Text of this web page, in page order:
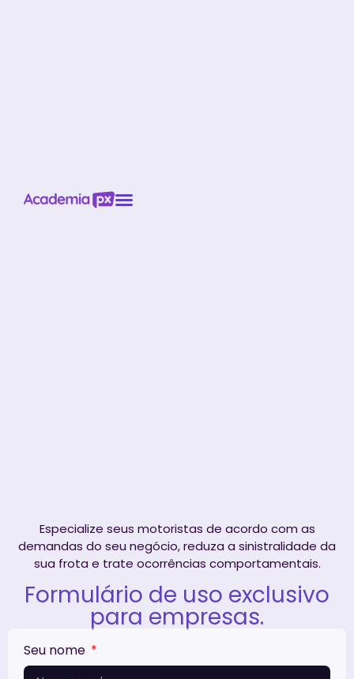
Especialize seus motoristas de acordo com as
demandas do seu negócio, reduza a sinistralidade da
sua frota e trate ocorrências comportamentais.
Formulário de uso exclusivo
para empresas.
Seu nome